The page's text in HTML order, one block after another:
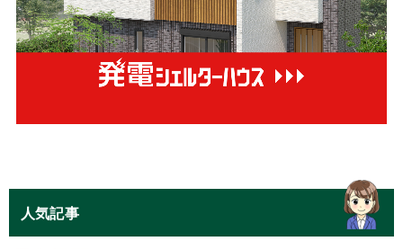
人気記事